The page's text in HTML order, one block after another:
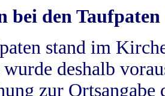
bei den Taufpaten
stand im
deshalb
zur